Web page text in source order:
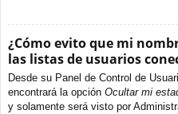
¿Cómo evito que mi
las listas de usuarios
Desde su Panel de Control de
encontrará la opción Ocultar mi
y solamente será visto por